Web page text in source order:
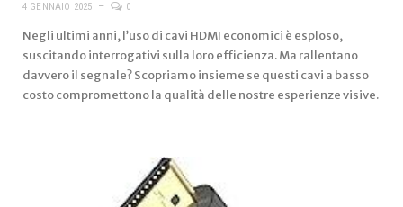
4 GENNAIO 2025 0
Negli ultimi anni, l’uso di cavi HDMI economici è esploso,
suscitando interrogativi sulla loro efficienza. Ma rallentano
davvero il segnale? Scopriamo insieme se questi cavi a basso
costo compromettono la qualità delle nostre esperienze visive.